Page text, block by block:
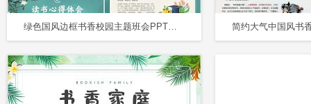
绿色国风边框书香校园主题班会PPT课件